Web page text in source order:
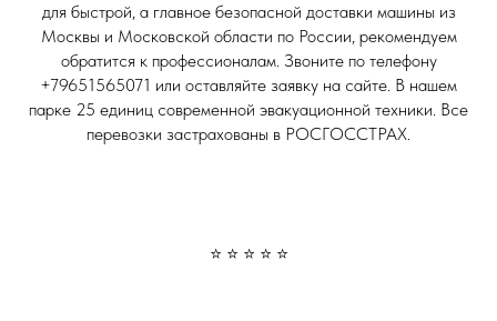
для быстрой, а главное безопасной доставки машины из
Москвы и Московской области по России, рекомендуем
обратится к профессионалам. Звоните по телефону
+79651565071 или оставляйте заявку на сайте. В нашем
парке 25 единиц современной эвакуационной техники. Все
перевозки застрахованы в РОСГОССТРАХ.
⭐ ⭐ ⭐ ⭐ ⭐